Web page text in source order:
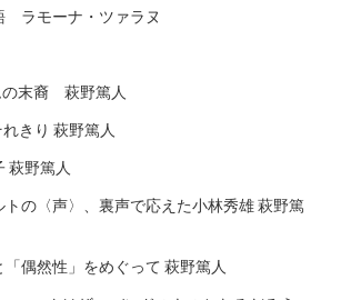
ラモーナ・ツァラヌ
の末裔 萩野篤人
きり 萩野篤人
萩野篤人
トの〈声〉、裏声で応えた小林秀雄 萩野篤
「偶然性」をめぐって 萩野篤人